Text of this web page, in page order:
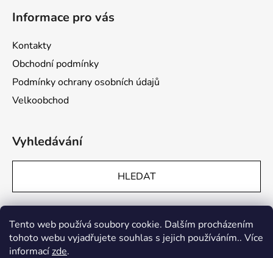
Tento web používá soubory cookie. Dalším procházením
tohoto webu vyjadřujete souhlas s jejich používáním.. Více
informacízde.
Informace pro vás
Kontakty
Obchodní podmínky
Podmínky ochrany osobních údajů
Velkoobchod
Vyhledávání
HLEDAT
Přijímáme online platby